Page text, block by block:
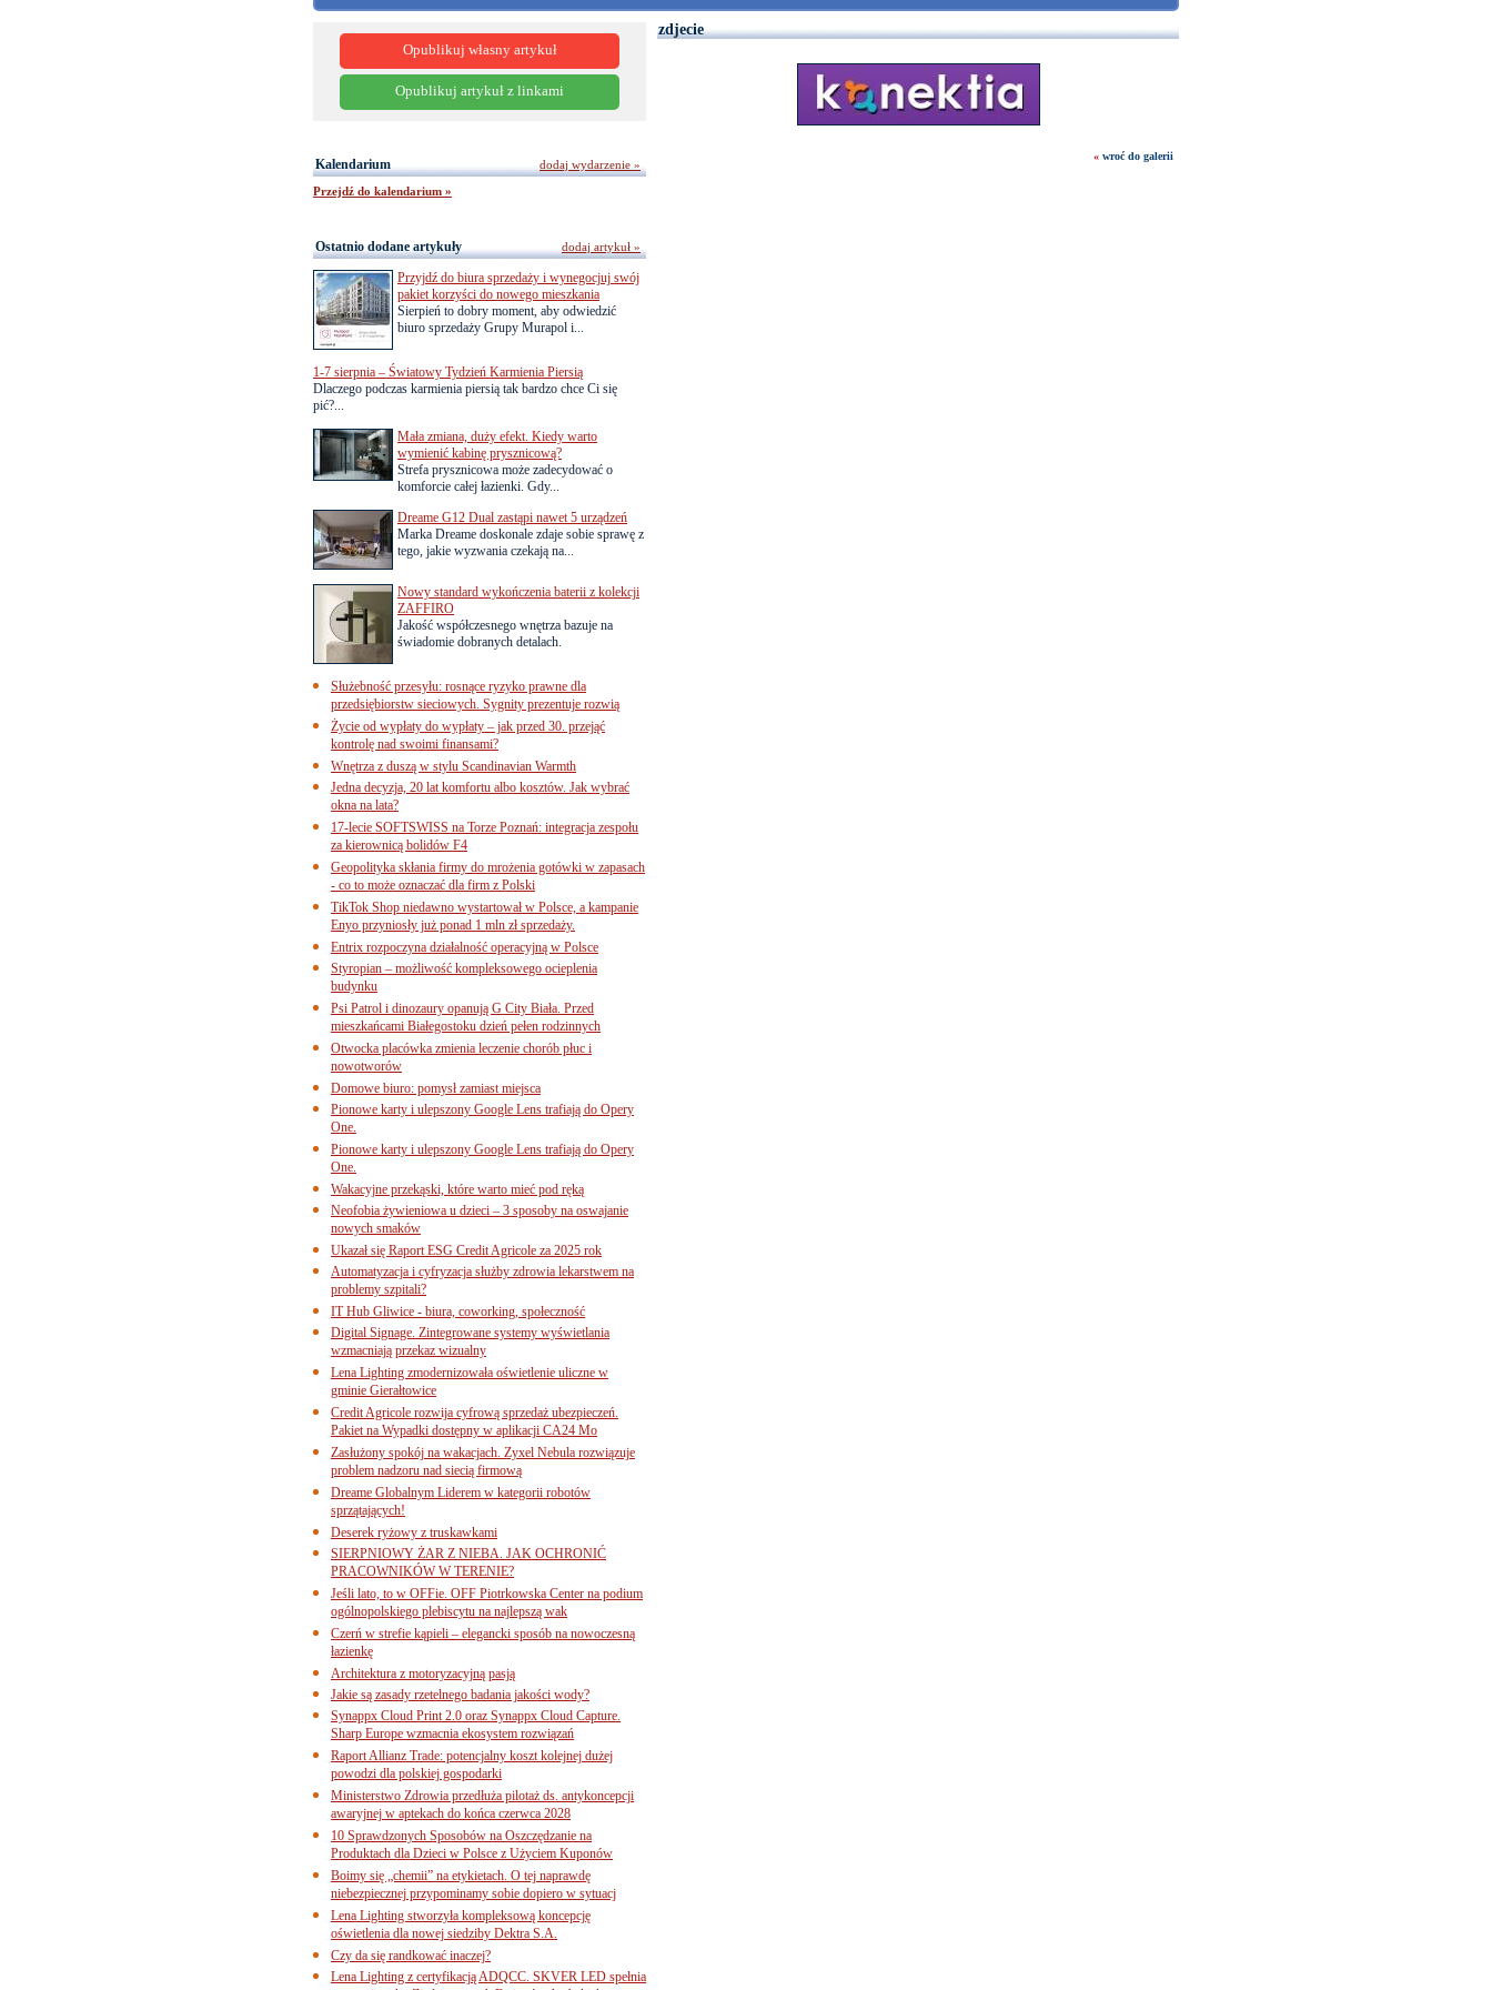
zdjecie
« wroć do galerii
Opublikuj własny artykuł
Opublikuj artykuł z linkami
Kalendarium
Przejdź do kalendarium »
dodaj wydarzenie »
Ostatnio dodane artykuły
Przyjdź do biura sprzedaży i wynegocjuj swój
pakiet korzyści do nowego mieszkania
Sierpień to dobry moment, aby odwiedzić
biuro sprzedaży Grupy Murapol i...
1-7 sierpnia – Światowy Tydzień Karmienia Piersią
Dlaczego podczas karmienia piersią tak bardzo chce Ci się
pić?...
Mała zmiana, duży efekt. Kiedy warto
wymienić kabinę prysznicową?
Strefa prysznicowa może zadecydować o
komforcie całej łazienki. Gdy...
Dreame G12 Dual zastąpi nawet 5 urządzeń
Marka Dreame doskonale zdaje sobie sprawę z
tego, jakie wyzwania czekają na...
Nowy standard wykończenia baterii z kolekcji
ZAFFIRO
Jakość współczesnego wnętrza bazuje na
świadomie dobranych detalach.
Służebność przesyłu: rosnące ryzyko prawne dla
przedsiębiorstw sieciowych. Sygnity prezentuje rozwią
Życie od wypłaty do wypłaty – jak przed 30. przejąć
kontrolę nad swoimi finansami?
Wnętrza z duszą w stylu Scandinavian Warmth
Jedna decyzja, 20 lat komfortu albo kosztów. Jak wybrać
okna na lata?
17-lecie SOFTSWISS na Torze Poznań: integracja zespołu
za kierownicą bolidów F4
Geopolityka skłania firmy do mrożenia gotówki w zapasach
- co to może oznaczać dla firm z Polski
TikTok Shop niedawno wystartował w Polsce, a kampanie
Enyo przyniosły już ponad 1 mln zł sprzedaży.
Entrix rozpoczyna działalność operacyjną w Polsce
Styropian – możliwość kompleksowego ocieplenia
budynku
Psi Patrol i dinozaury opanują G City Biała. Przed
mieszkańcami Białegostoku dzień pełen rodzinnych
Otwocka placówka zmienia leczenie chorób płuc i
nowotworów
Domowe biuro: pomysł zamiast miejsca
Pionowe karty i ulepszony Google Lens trafiają do Opery
One.
Pionowe karty i ulepszony Google Lens trafiają do Opery
One.
Wakacyjne przekąski, które warto mieć pod ręką
Neofobia żywieniowa u dzieci – 3 sposoby na oswajanie
nowych smaków
Ukazał się Raport ESG Credit Agricole za 2025 rok
Automatyzacja i cyfryzacja służby zdrowia lekarstwem na
problemy szpitali?
IT Hub Gliwice - biura, coworking, społeczność
Digital Signage. Zintegrowane systemy wyświetlania
wzmacniają przekaz wizualny
Lena Lighting zmodernizowała oświetlenie uliczne w
gminie Gierałtowice
Credit Agricole rozwija cyfrową sprzedaż ubezpieczeń.
Pakiet na Wypadki dostępny w aplikacji CA24 Mo
Zasłużony spokój na wakacjach. Zyxel Nebula rozwiązuje
problem nadzoru nad siecią firmową
Dreame Globalnym Liderem w kategorii robotów
sprzątających!
Deserek ryżowy z truskawkami
SIERPNIOWY ŻAR Z NIEBA. JAK OCHRONIĆ
PRACOWNIKÓW W TERENIE?
Jeśli lato, to w OFFie. OFF Piotrkowska Center na podium
ogólnopolskiego plebiscytu na najlepszą wak
Czerń w strefie kąpieli – elegancki sposób na nowoczesną
łazienkę
Architektura z motoryzacyjną pasją
Jakie są zasady rzetelnego badania jakości wody?
Synappx Cloud Print 2.0 oraz Synappx Cloud Capture.
Sharp Europe wzmacnia ekosystem rozwiązań
Raport Allianz Trade: potencjalny koszt kolejnej dużej
powodzi dla polskiej gospodarki
Ministerstwo Zdrowia przedłuża pilotaż ds. antykoncepcji
awaryjnej w aptekach do końca czerwca 2028
10 Sprawdzonych Sposobów na Oszczędzanie na
Produktach dla Dzieci w Polsce z Użyciem Kuponów
Boimy się „chemii” na etykietach. O tej naprawdę
niebezpiecznej przypominamy sobie dopiero w sytuacj
Lena Lighting stworzyła kompleksową koncepcję
oświetlenia dla nowej siedziby Dektra S.A.
Czy da się randkować inaczej?
Lena Lighting z certyfikacją ADQCC. SKVER LED spełnia
dodaj artykuł »